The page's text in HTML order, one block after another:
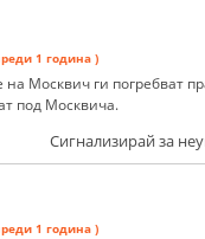
1 година )
на Москвич ги погребват
под Москвича.
Сигнализирай за
1 година )